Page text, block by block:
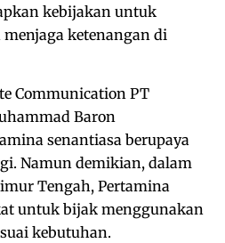
kebijakan untuk
ketenangan di
Communication PT
Baron
senantiasa berupaya
Namun demikian, dalam
Tengah, Pertamina
untuk bijak menggunakan
kebutuhan.